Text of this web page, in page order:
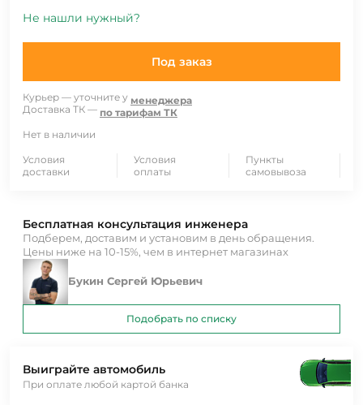
Не нашли нужный?
Под заказ
Курьер — уточните у менеджера
Доставка ТК — по тарифам ТК
Нет в наличии
Условия
доставки
Условия
оплаты
Пункты
самовывоза
Выиграйте автомобиль
При оплате любой картой банка
Бесплатная консультация инженера
Подберем, доставим и установим в день обращения.
Цены ниже на 10-15%, чем в интернет магазинах
Букин Сергей Юрьевич
Подобрать по списку